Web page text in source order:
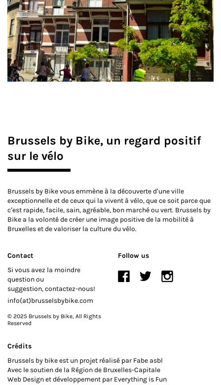
Brussels by Bike, un regard positif
sur le vélo
Brussels by Bike vous emmène à la découverte d’une ville
exceptionnelle et de ceux qui la vivent à vélo, que ce soit parce que
c’est rapide, facile, sain, agréable, bon marché ou vert. Brussels by
Bike a la volonté de créer une image positive de la mobilité à
Bruxelles et de valoriser la culture du vélo.
Contact
Si vous avez la moindre
question ou
suggestion, contactez-nous!
info(at)brusselsbybike.com
© 2025 Brussels by Bike, All Rights
Reserved
Follow us
Crédits
Brussels by bike est un projet réalisé par Fabe asbl
Avec le soutien de la Région de Bruxelles-Capitale
Web Design et développement par Everything is Fun